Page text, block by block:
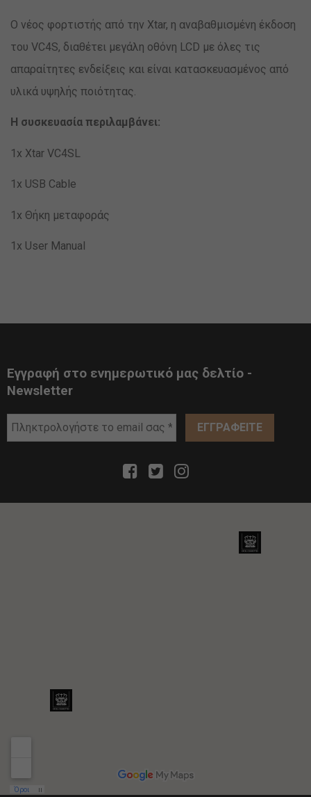
Ο νέος φορτιστής από την Xtar, η αναβαθμισμένη έκδοση
του VC4S, διαθέτει μεγάλη οθόνη LCD με όλες τις
απαραίτητες ενδείξεις και είναι κατασκευασμένος από
υλικά υψηλής ποιότητας.
Η συσκευασία περιλαμβάνει:
1x Xtar VC4SL
1x USB Cable
1x Θήκη μεταφοράς
1x User Manual
Εγγραφή στο ενημερωτικό μας δελτίο -
Newsletter